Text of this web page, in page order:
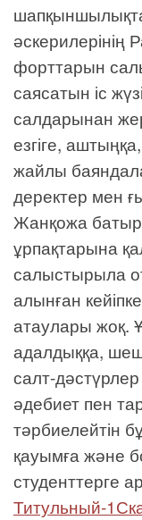
форттарын
саясатын іс
салдарынан
езгіге,
жайлы
деректер мен
Жанқожа
ұрпақтарына
салыстырыла
алынған
атаулары жоқ.
адалдыққа,
салт-
әдебиет пен
тәрбиелейтін
қауымға және
студенттерге
Титульный-